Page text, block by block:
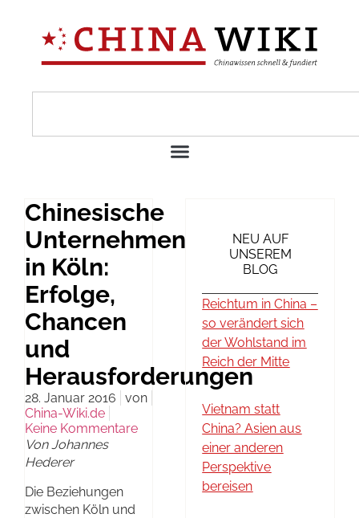
Chinesische
Unternehmen
in Köln:
Erfolge,
Chancen
und
Herausforderungen
28. Januar 2016
von
China-Wiki.de
Keine Kommentare
Von Johannes
Hederer
Die Beziehungen
zwischen Köln und
NEU AUF
UNSEREM
BLOG
Reichtum in China –
so verändert sich
der Wohlstand im
Reich der Mitte
Vietnam statt
China? Asien aus
einer anderen
Perspektive
bereisen